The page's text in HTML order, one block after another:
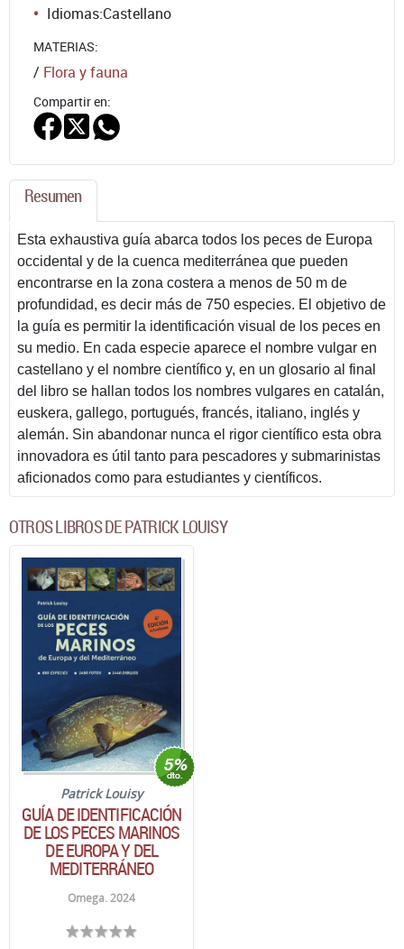
Idiomas:Castellano
MATERIAS:
/ Flora y fauna
Compartir en:
Resumen
Esta exhaustiva guía abarca todos los peces de Europa
occidental y de la cuenca mediterránea que pueden
encontrarse en la zona costera a menos de 50 m de
profundidad, es decir más de 750 especies. El objetivo de
la guía es permitir la identificación visual de los peces en
su medio. En cada especie aparece el nombre vulgar en
castellano y el nombre científico y, en un glosario al final
del libro se hallan todos los nombres vulgares en catalán,
euskera, gallego, portugués, francés, italiano, inglés y
alemán. Sin abandonar nunca el rigor científico esta obra
innovadora es útil tanto para pescadores y submarinistas
aficionados como para estudiantes y científicos.
OTROS LIBROS DE PATRICK LOUISY
Patrick Louisy
GUÍA DE IDENTIFICACIÓN
DE LOS PECES MARINOS
DE EUROPA Y DEL
MEDITERRÁNEO
Omega. 2024